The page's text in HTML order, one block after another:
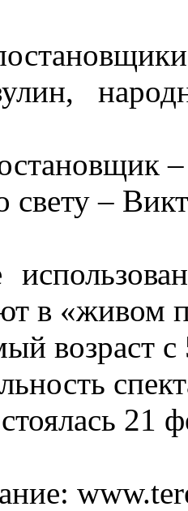
свету –
в «живом
возраст
21